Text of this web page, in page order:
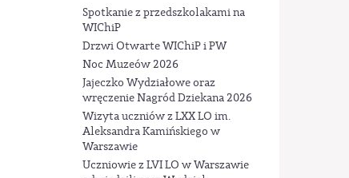
Spotkanie z przedszkolakami na
WIChiP
Drzwi Otwarte WIChiP i PW
Noc Muzeów 2026
Jajeczko Wydziałowe oraz
wręczenie Nagród Dziekana 2026
Wizyta uczniów z LXX LO im.
Aleksandra Kamińskiego w
Warszawie
Uczniowie z LVI LO w Warszawie